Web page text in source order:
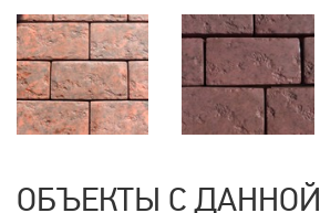
ОБЪЕКТЫ С ДАННОЙ